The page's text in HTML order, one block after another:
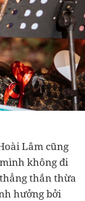
Lâm cũng
không đi
thắn thừa
hưởng bởi